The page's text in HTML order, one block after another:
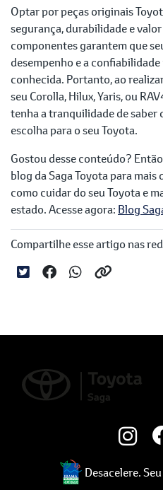
Optar por peças originais
segurança, durabilidade e
componentes garantem que
desempenho e a confiabilidade
conhecida. Portanto, ao
seu Corolla, Hilux, Yaris, ou
tenha a tranquilidade de saber
escolha para o seu Toyota.
Gostou desse conteúdo?
blog da Saga Toyota para
como cuidar do seu Toyota e
estado. Acesse agora: Blog
Compartilhe esse artigo nas
Desacelere.